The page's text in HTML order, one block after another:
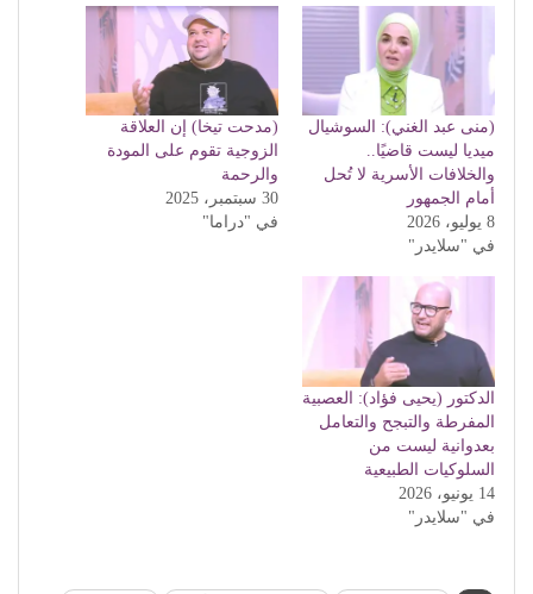
(منى عبد الغني): السوشيال
ميديا ليست قاضيًا..
والخلافات الأسرية لا تُحل
أمام الجمهور
8 يوليو، 2026
في "سلايدر"
(مدحت تيخا) إن العلاقة
الزوجية تقوم على المودة
والرحمة
30 سبتمبر، 2025
في "دراما"
الدكتور (يحيى فؤاد): العصبية
المفرطة والتبجح والتعامل
بعدوانية ليست من
السلوكيات الطبيعية
14 يونيو، 2026
في "سلايدر"